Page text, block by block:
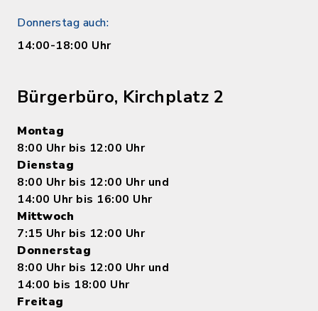
Donnerstag auch:
14:00-18:00 Uhr
Bürgerbüro, Kirchplatz 2
Montag
8:00 Uhr bis 12:00 Uhr
Dienstag
8:00 Uhr bis 12:00 Uhr und
14:00 Uhr bis 16:00 Uhr
Mittwoch
7:15 Uhr bis 12:00 Uhr
Donnerstag
8:00 Uhr bis 12:00 Uhr und
14:00 bis 18:00 Uhr
Freitag